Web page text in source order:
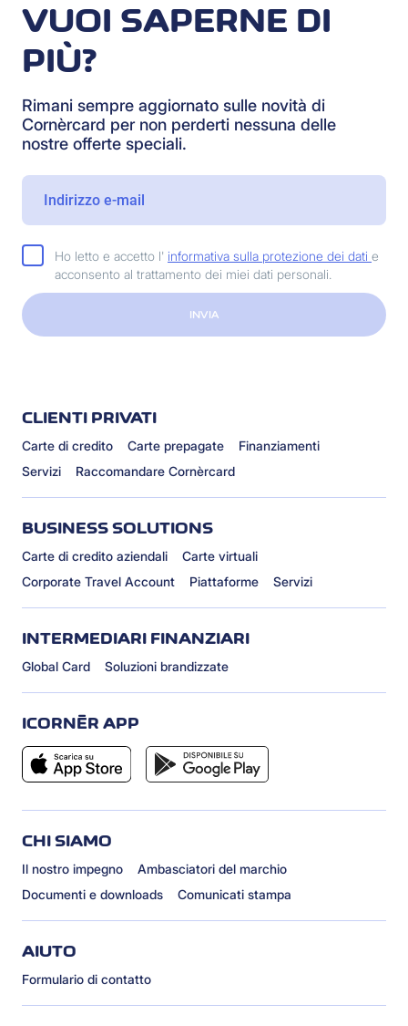
VUOI SAPERNE DI
PIÙ?
Rimani sempre aggiornato sulle novità di
Cornèrcard per non perderti nessuna delle
nostre offerte speciali.
Ho letto e accetto l' informativa sulla protezione dei dati e
acconsento al trattamento dei miei dati personali.
INVIA
CLIENTI PRIVATI
Carte di credito Carte prepagate
Finanziamenti
Servizi
Raccomandare Cornèrcard
BUSINESS SOLUTIONS
Carte di credito aziendali
Carte virtuali
Corporate Travel Account
Piattaforme Servizi
INTERMEDIARI FINANZIARI
Global Card Soluzioni brandizzate
ICORNÈR APP
CHI SIAMO
Il nostro impegno
Ambasciatori del marchio
Documenti e downloads
Comunicati stampa
AIUTO
Formulario di contatto